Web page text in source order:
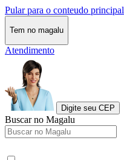
Pular para o conteudo principal
Tem no magalu
Atendimento
Digite seu CEP
Buscar no Magalu